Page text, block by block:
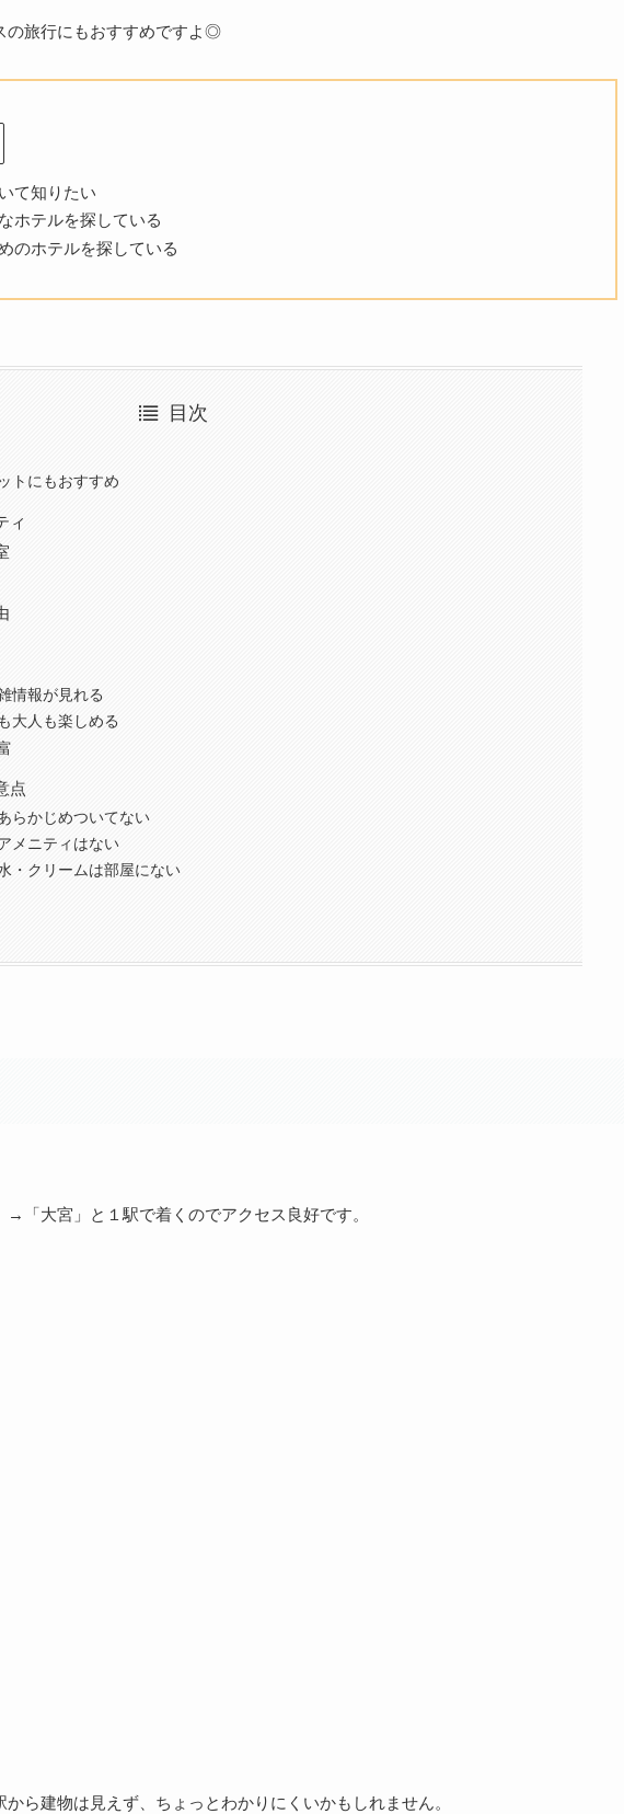
の旅行にもおすすめですよ◎
て知りたい
ホテルを探している
のホテルを探している
目次
トにもおすすめ
ィ
情報が見れる
大人も楽しめる
点
らかじめついてない
メニティはない
・クリームは部屋にない
「大宮」と１駅で着くのでアクセス良好です。
ら建物は見えず、ちょっとわかりにくいかもしれません。